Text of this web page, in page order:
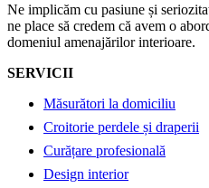
Ne implicăm cu pasiune și
ne place să credem că avem o
domeniul amenajărilor interioare.
SERVICII
Măsurători la domiciliu
Croitorie perdele și draperii
Curățare profesională
Design interior